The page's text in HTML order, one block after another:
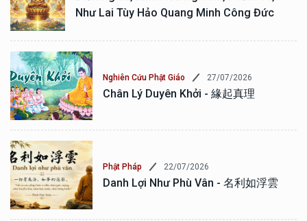
Như Lai Tùy Hảo Quang Minh Công Đức
Nghiên Cứu Phật Giáo 27/07/2026
Chân Lý Duyên Khởi - 緣起真理
Phật Pháp 22/07/2026
Danh Lợi Như Phù Vân - 名利如浮雲